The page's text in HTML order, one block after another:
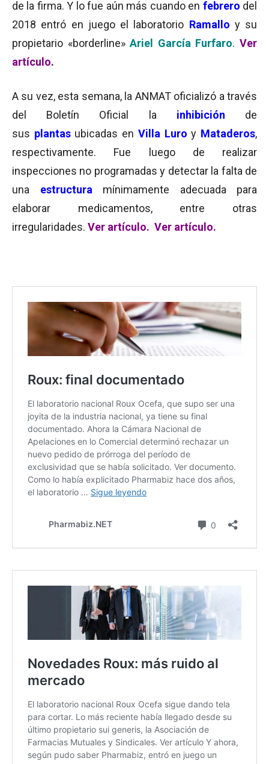
de la firma. Y lo fue aún más cuando en febrero del
2018 entró en juego el laboratorio Ramallo y su
propietario «borderline»Ariel García Furfaro.Ver
artículo.
A su vez, esta semana, la ANMAT oficializó a través
del Boletín Oficial la inhibición
de
sus plantas ubicadas en Villa Luro y Mataderos,
respectivamente. Fue luego de realizar
inspecciones no programadas y detectar la falta de
una estructura mínimamente adecuada para
elaborar medicamentos, entre otras
irregularidades. Ver artículo. Ver artículo.